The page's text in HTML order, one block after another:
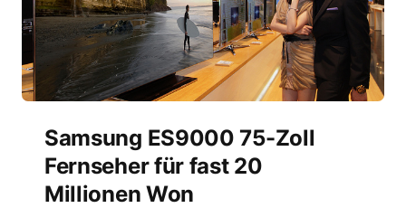
Samsung ES9000 75-Zoll
Fernseher für fast 20
Millionen Won